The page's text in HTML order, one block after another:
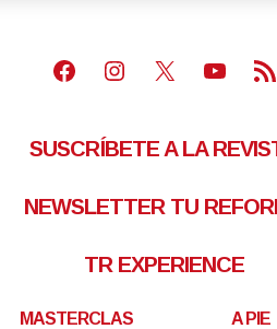
Facebook
Instagram
X Feed
SUSCRÍBETE A LA
NEWSLETTER TU
TR EXPERIENCE
MASTERCLAS
A PIE